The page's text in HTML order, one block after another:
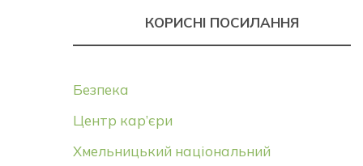
КОРИСНІ ПОСИЛАННЯ
Безпека
Центр кар’єри
Хмельницький національний